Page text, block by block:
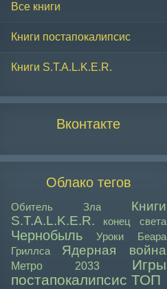
Все книги
Книги постапокалипсис
Книги S.T.A.L.K.E.R.
Вконтакте
Облако тегов
Обитель Зла
Книги
S.T.A.L.K.E.R.
конец света
Чернобыль
Уроки Беара
Гриллса
Ядерная война
Метро 2033
Игры
постапокалипсис ТОП